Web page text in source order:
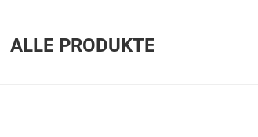
ALLE PRODUKTE